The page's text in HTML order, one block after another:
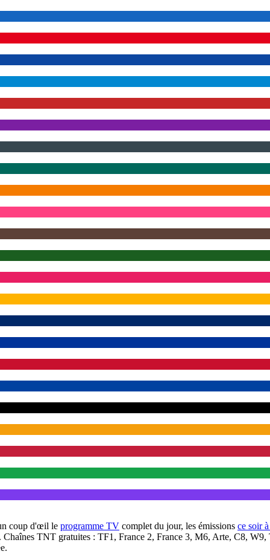
coup d'œil le programme TV complet du jour, les émissions ce soir
TNT gratuites : TF1, France 2, France 3, M6, Arte, C8,